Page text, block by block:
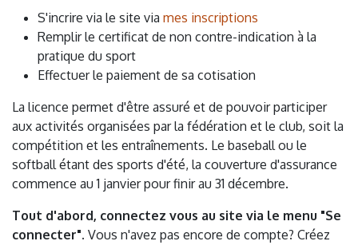
S'incrire via le site via mes inscriptions
Remplir le certificat de non contre-indication à la
pratique du sport
Effectuer le paiement de sa cotisation
La licence permet d'être assuré et de pouvoir participer
aux activités organisées par la fédération et le club, soit la
compétition et les entraînements. Le baseball ou le
softball étant des sports d'été, la couverture d'assurance
commence au 1 janvier pour finir au 31 décembre.
Tout d'abord, connectez vous au site via le menu "Se
connecter". Vous n'avez pas encore de compte? Créez